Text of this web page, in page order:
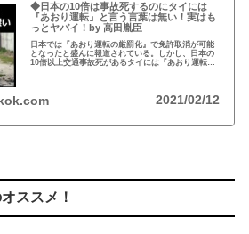
◆日本の10倍は事故死するのにタイには
『あおり運転』と言う言葉は無い！実はも
っとヤバイ！by 高田胤臣
日本では『あおり運転の厳罰化』で免許取消が可能
となったと盛んに報道されている。しかし、日本の
10倍以上交通事故死があるタイには『あおり運転』
2021/02/12
ススメ！